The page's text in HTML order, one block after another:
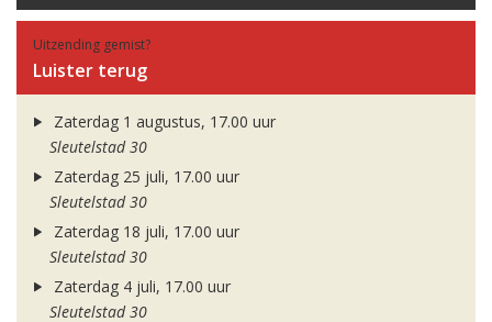
Uitzending gemist?
Luister terug
Zaterdag 1 augustus, 17.00 uur
Sleutelstad 30
Zaterdag 25 juli, 17.00 uur
Sleutelstad 30
Zaterdag 18 juli, 17.00 uur
Sleutelstad 30
Zaterdag 4 juli, 17.00 uur
Sleutelstad 30